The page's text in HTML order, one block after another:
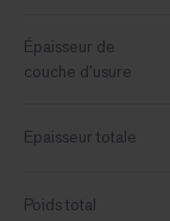
Épaisseur de
couche d’usure
Epaisseur totale
Poids total